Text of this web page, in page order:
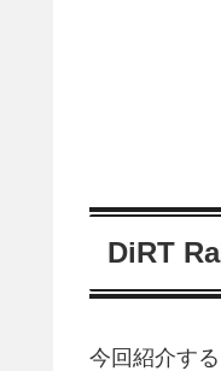
DiRT
今回紹介す